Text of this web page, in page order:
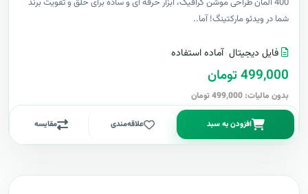
400 المان طراحی موشن گرافیک، ابزار حرفه ای و ساده برای خلق و تقویت برند
شما در ویدئو مارکتینگ! آما..
فایل دیجیتال آماده استفاده
499,000 تومان
بدون مالیات: 499,000 تومان
افزودن به سبد علاقه‌مندی مقایسه